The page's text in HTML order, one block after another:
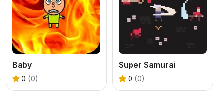
Baby
0 (0)
Super Samurai
0 (0)